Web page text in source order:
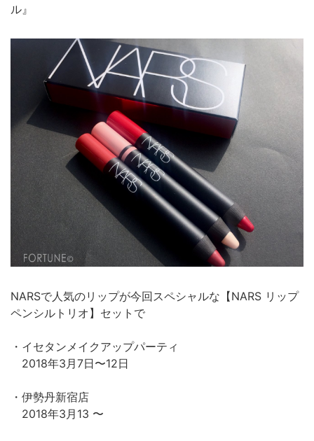
ル』
NARSで人気のリップが今回スペシャルな【NARS リップ
ペンシルトリオ】セットで
・イセタンメイクアップパーティ
2018年3月7日〜12日
・伊勢丹新宿店
2018年3月13 〜